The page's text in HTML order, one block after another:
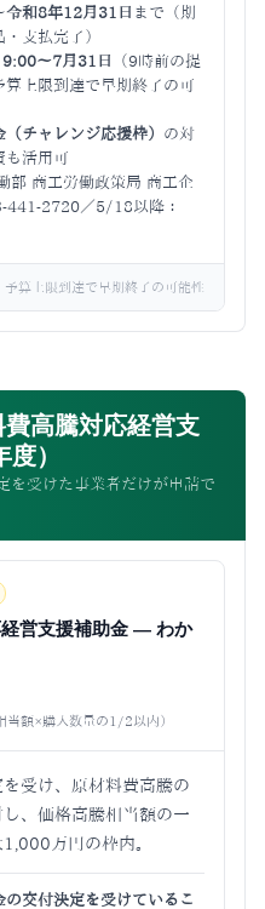
令和8年12月31日 まで（期
支払完了）
〜7月31日
（9時前の提
算上限到達で早期終了の可
チャレンジ応援枠） の対
も活用可
部 商工労働政策局 商工企
441-2720／5/18以降：
予算上限到達で早期終了の可能性
高騰対応経営支
）
受けた事業者だけが申請で
営支援補助金 — わか
額×購入数量の1/2以内）
受け、原材料費高騰の
、価格高騰相当額の一
万円の枠内。
交付決定を受けているこ